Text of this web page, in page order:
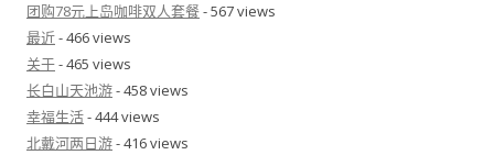
团购78元上岛咖啡双人套餐- 567 views
最近- 466 views
关于- 465 views
长白山天池游- 458 views
幸福生活- 444 views
北戴河两日游- 416 views